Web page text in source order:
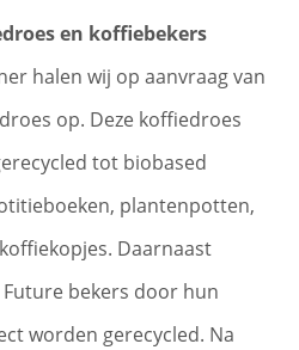
en koffiebekers
halen wij op aanvraag van
op. Deze koffiedroes
tot biobased
plantenpotten,
Daarnaast
bekers door hun
worden gerecycled. Na